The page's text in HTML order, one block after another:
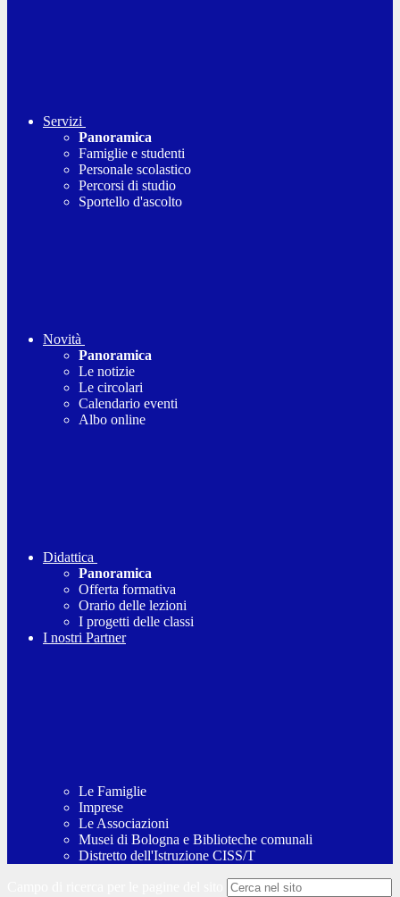
Servizi
Panoramica
Famiglie e studenti
Personale scolastico
Percorsi di studio
Sportello d'ascolto
Novità
Panoramica
Le notizie
Le circolari
Calendario eventi
Albo online
Didattica
Panoramica
Offerta formativa
Orario delle lezioni
I progetti delle classi
I nostri Partner
Le Famiglie
Imprese
Le Associazioni
Musei di Bologna e Biblioteche comunali
Distretto dell'Istruzione CISS/T